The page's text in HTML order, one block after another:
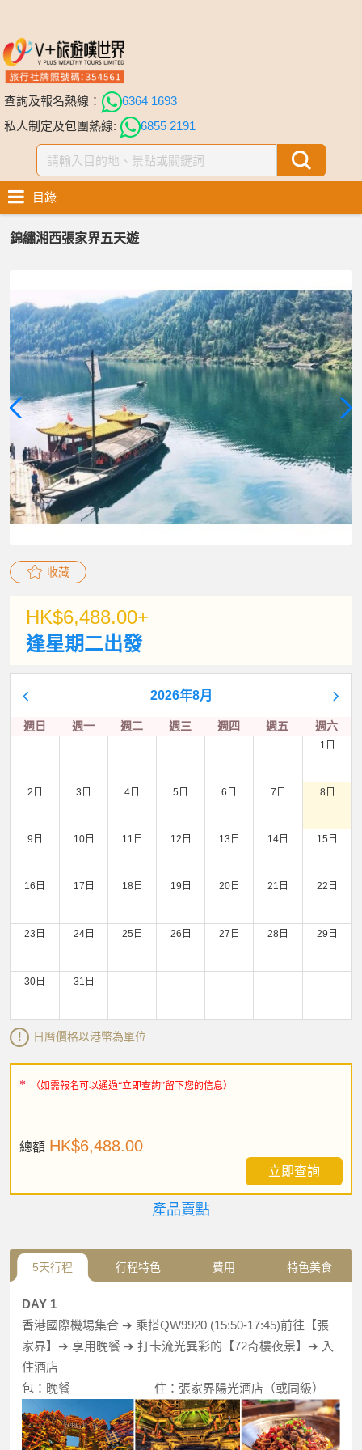
查詢及報名熱線：
6364 1693
私人制定及包團熱線:
6855 2191
目錄
錦繡湘西張家界五天遊
收藏
HK$6,488.00+
逢星期二出發
2026年8月
週日 週一 週二 週三 週四 週五 週六
1日
2日 3日 4日 5日 6日 7日 8日
9日 10日 11日 12日 13日 14日 15日
16日 17日 18日 19日 20日 21日 22日
23日 24日 25日 26日 27日 28日 29日
30日 31日
! 日曆價格以港幣為單位
（如需報名可以通過“立即查詢”留下您的信息）
總額 HK$6,488.00
立即查詢
產品賣點
5天行程 行程特色 費用 特色美食
DAY 1
香港國際機場集合 ➔ 乘搭QW9920 (15:50-17:45)前往【張
家界】➔ 享用晚餐 ➔ 打卡流光異彩的【72奇樓夜景】➔ 入
住酒店
包：晚餐 住：張家界陽光酒店（或同級）